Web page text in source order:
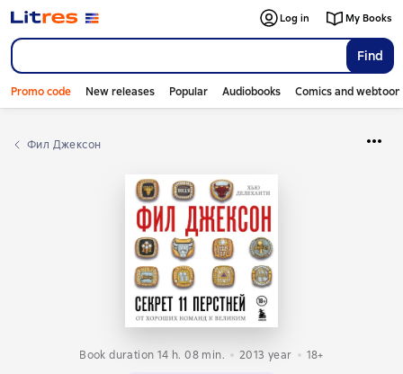
Find
Log in My Books
Promo code New releases Popular Audiobooks Comics and
Фил Джексон
Book duration 14 h. 08 min. 2013 year 18+